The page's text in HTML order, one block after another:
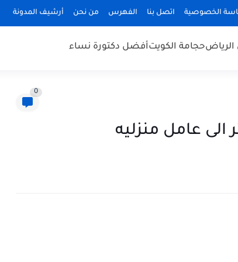
اتصل بنا الفهرس من نحن أرشيف المدونة
الرياضحجامة الكويتأفضل دكتورة نساء
0
الى عامل منزليه